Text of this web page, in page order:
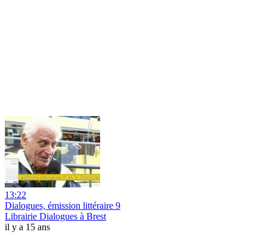
13:22
Dialogues, émission littéraire 9
Librairie Dialogues à Brest
il y a 15 ans